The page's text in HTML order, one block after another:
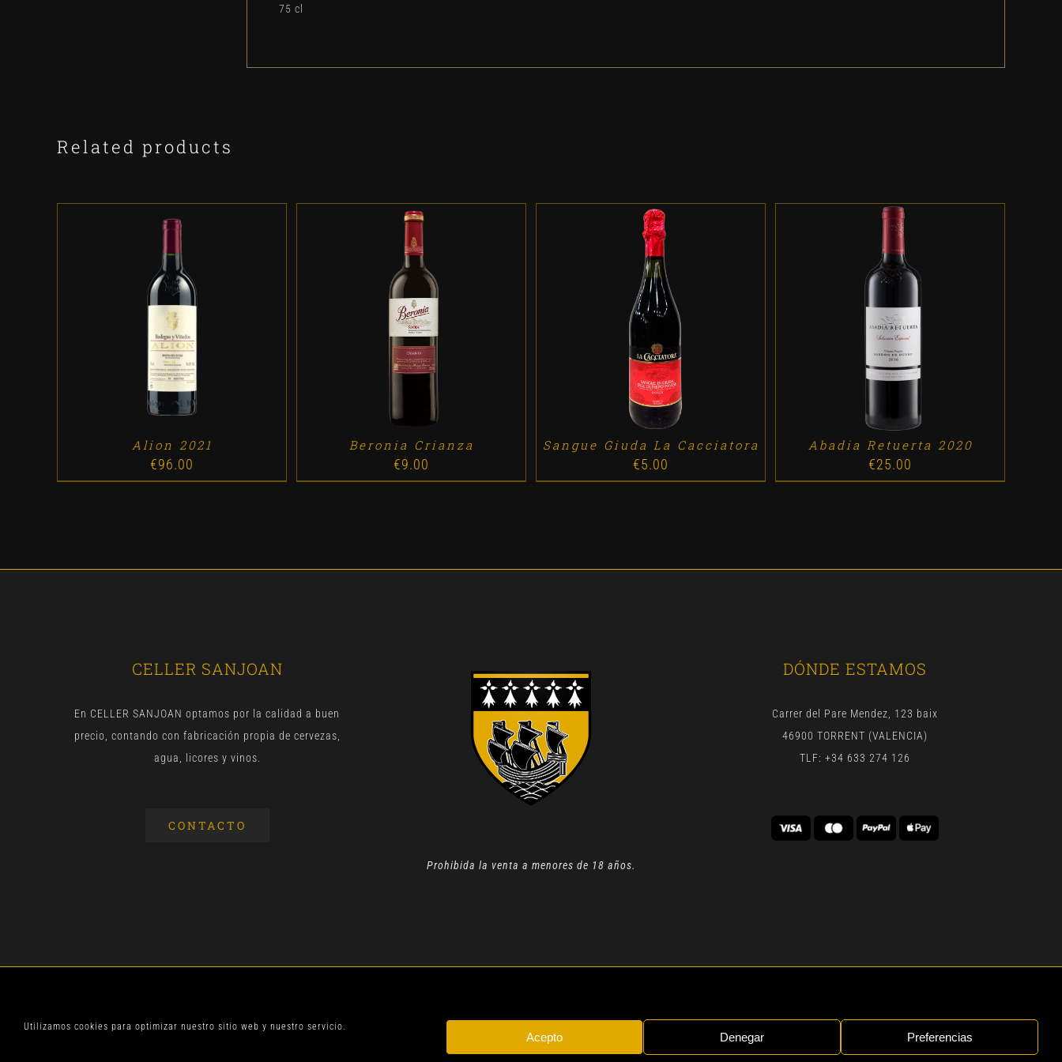
Utilizamos cookies para optimizar nuestro sitio web y nuestro servicio.
Acepto Denegar Preferencias
75 cl
Related products
ADD TO CART /
Alion 2021
€96.00
ADD TO CART /
Beronia Crianza
€9.00
ADD TO CART / DETALLES
Sangue Giuda La Cacciatora
€5.00
ADD TO CART /
Abadia Retuerta 2020
€25.00
CELLER SANJOAN
En CELLER SANJOAN optamos por la calidad a buen
precio, contando con fabricación propia de cervezas,
agua, licores y vinos.
CONTACTO
Prohibida la venta a menores de 18 años.
DÓNDE ESTAMOS
Carrer del Pare Mendez, 123 baix
46900 TORRENT (VALENCIA)
TLF: +34 633 274 126
AVISO LEGAL| TODOS LOS DERECHOS RESERVADOS | BYGEN DIGITAL